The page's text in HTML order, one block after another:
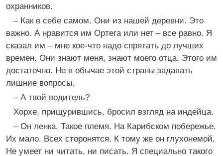
охранников.
– Как в себе самом. Они из нашей деревни. Это
важно. А нравится им Ортега или нет – все равно. Я
сказал им – мне кое-что надо спрятать до лучших
времен. Они знают меня, знают моего отца. Этого им
достаточно. Не в обычае этой страны задавать
лишние вопросы.
– А твой водитель?
Хорхе, прищурившись, бросил взгляд на индейца.
– Он ленка. Такое племя. На Карибском побережье.
Их мало. Всех сторонятся. К тому же он глухонемой.
Не умеет ни читать, ни писать. Я специально такого